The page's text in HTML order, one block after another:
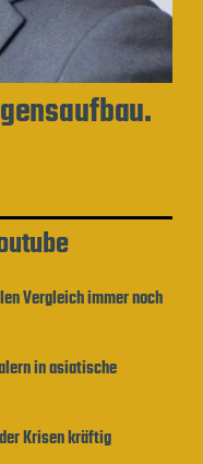
Vergleich immer noch
in asiatische
Krisen kräftig